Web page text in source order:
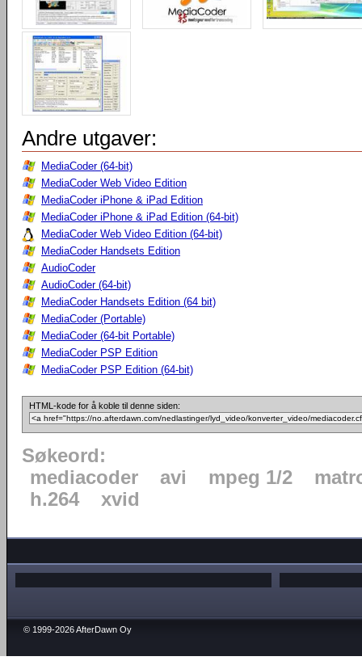
Andre utgaver:
MediaCoder (64-bit)
MediaCoder Web Video Edition
MediaCoder iPhone & iPad Edition
MediaCoder iPhone & iPad Edition (64-bit)
MediaCoder Web Video Edition (64-bit)
MediaCoder Handsets Edition
AudioCoder
AudioCoder (64-bit)
MediaCoder Handsets Edition (64 bit)
MediaCoder (Portable)
MediaCoder (64-bit Portable)
MediaCoder PSP Edition
MediaCoder PSP Edition (64-bit)
HTML-kode for å koble til denne siden:
Søkeord:
mediacoder
avi mpeg 1/2
h.264
xvid
© 1999-2026 AfterDawn Oy